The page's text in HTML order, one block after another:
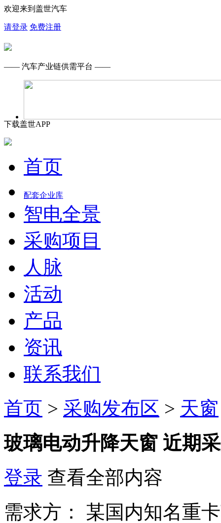
欢迎来到盖世汽车
请登录 免费注册
—— 汽车产业链供需平台 ——
下载盖世APP
首页
配套企业库
智电全景
采购项目
人脉
活动
产品
资讯
联系我们
首页 > 采购发布区 > 天窗
玻璃电动升降天窗 近期
登录 查看全部内容
需求方：
某国内知名重